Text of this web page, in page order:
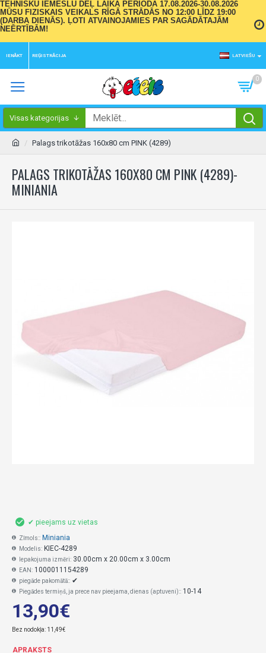
TEHNISKU IEMESLU DĒĻ LAIKA PERIODĀ 17.08.2026-30.08.2026
MŪSU FIZISKAIS VEIKALS RĪGĀ STRĀDĀS NO 12:00 LĪDZ 19:00
(DARBA DIENĀS). ĻOTI ATVAINOJAMIES PAR SAGĀDĀTAJĀM
NEĒRTĪBĀM!
IENĀKT REĢISTRĀCIJA LATVIEŠU
0
Visas kategorijas
Palags trikotāžas 160x80 cm PINK (4289)
PALAGS TRIKOTĀŽAS 160X80 CM PINK (4289)-
MINIANIA
13,90€
Bez nodokļa: 11,49€
✔ pieejams uz vietas
Zīmols:: Miniania
Modelis: KIEC-4289
Iepakojuma izmēri: 30.00cm x 20.00cm x 3.00cm
EAN: 1000011154289
piegāde pakomātā:: ✔
Piegādes termiņš, ja prece nav pieejama, dienas (aptuveni):: 10-14
APRAKSTS